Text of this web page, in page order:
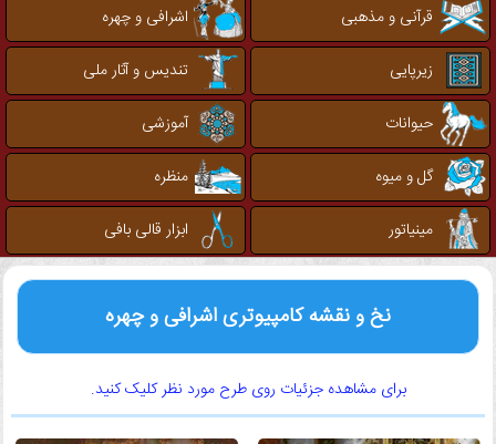
قرآنی و مذهبی
اشرافی و چهره
زیرپایی
تندیس و آثار ملی
حیوانات
آموزشی
گل و میوه
منظره
مینیاتور
ابزار قالی بافی
نخ و نقشه کامپیوتری اشرافی و چهره
برای مشاهده جزئیات روی طرح مورد نظر کلیک کنید.